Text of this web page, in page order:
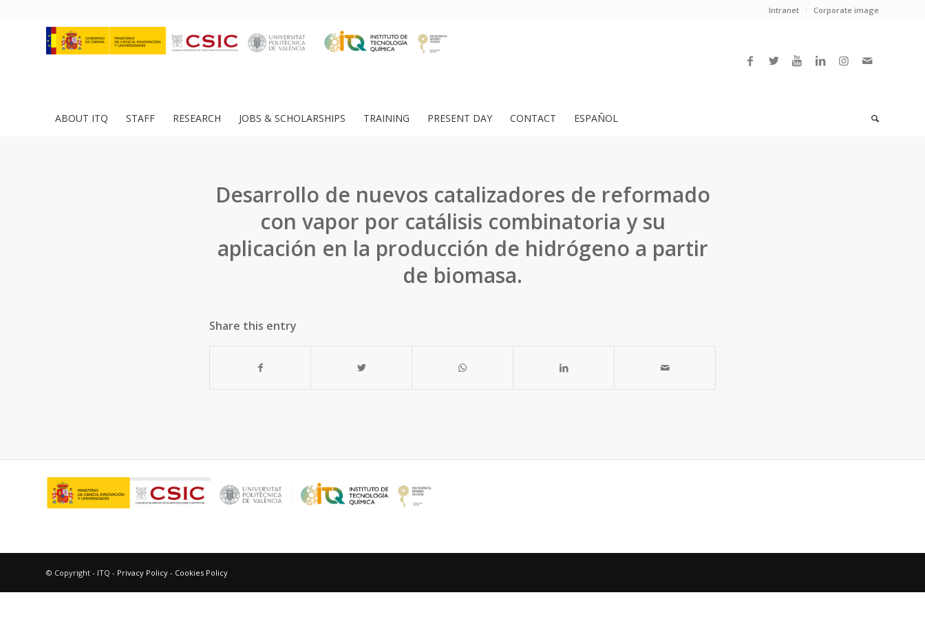
Intranet Corporate image
ABOUT ITQ STAFF RESEARCH JOBS & SCHOLARSHIPS TRAINING PRESENT DAY CONTACT ESPAÑOL
Desarrollo de nuevos catalizadores de reformado
con vapor por catálisis combinatoria y su
aplicación en la producción de hidrógeno a partir
de biomasa.
Share this entry
© Copyright - ITQ - Privacy Policy - Cookies Policy